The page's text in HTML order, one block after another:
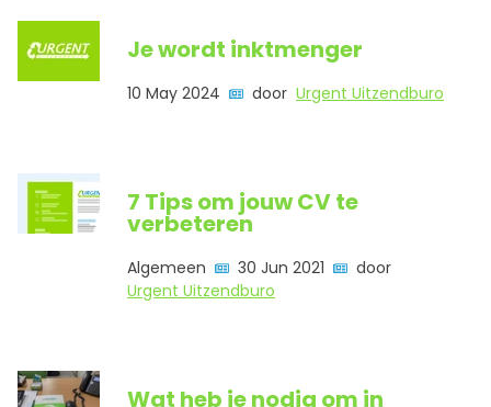
Je wordt inktmenger
10 May 2024 door Urgent Uitzendburo
7 Tips om jouw CV te
verbeteren
Algemeen 30 Jun 2021
door
Urgent Uitzendburo
Wat heb je nodig om in